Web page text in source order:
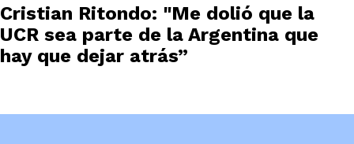
Cristian Ritondo: "Me dolió que la
UCR sea parte de la Argentina que
hay que dejar atrás”